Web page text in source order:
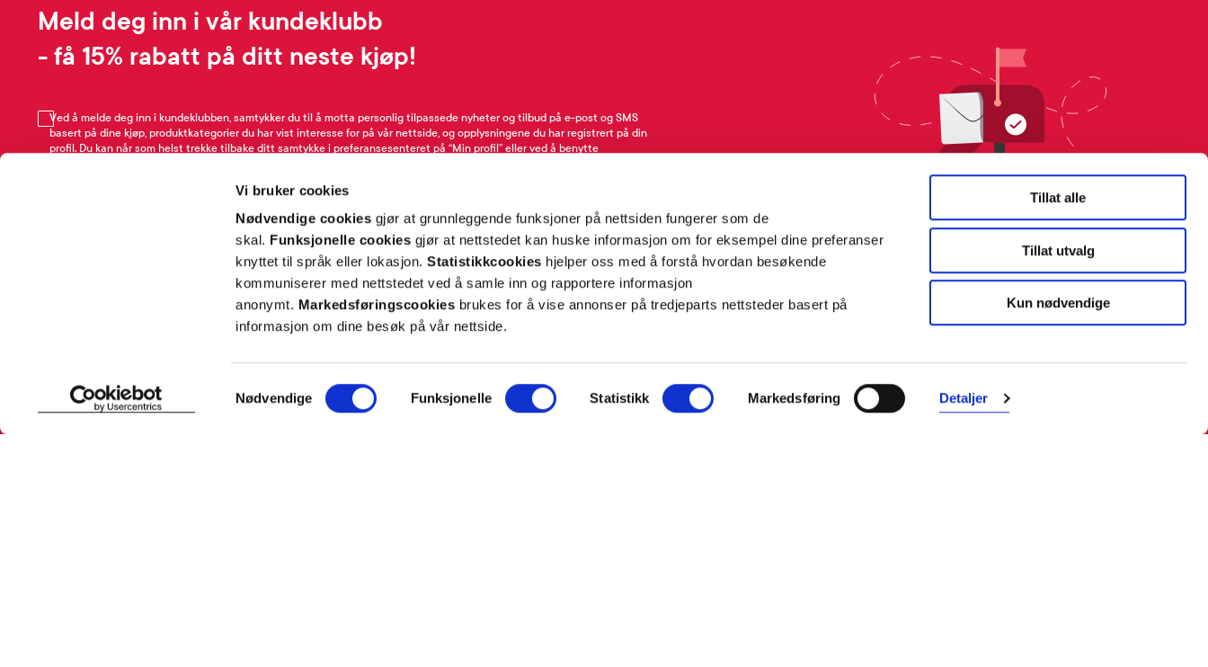
Vi bruker cookies
Nødvendige cookies gjør at grunnleggende funksjoner på nettsiden fungerer som de
skal. Funksjonelle cookies gjør at nettstedet kan huske informasjon om for eksempel dine preferanser
knyttet til språk eller lokasjon.Statistikkcookies hjelper oss med å forstå hvordan besøkende
kommuniserer med nettstedet ved å samle inn og rapportere informasjon
anonymt. Markedsføringscookies brukes for å vise annonser på tredjeparts nettsteder basert på
informasjon om dine besøk på vår nettside.
Nødvendige Funksjonelle Statistikk Markedsføring Detaljer
Tillat alle
Tillat utvalg
Kun nødvendige
Meld deg inn i vår kundeklubb
- få 15% rabatt på ditt neste kjøp!
Ved å melde deg inn i kundeklubben, samtykker du til å motta personlig tilpassede nyheter og tilbud på e-post og SMS
basert på dine kjøp, produktkategorier du har vist interesse for på vår nettside, og opplysningene du har registrert på din
profil. Du kan når som helst trekke tilbake ditt samtykke i preferansesenteret på “Min profil” eller ved å benytte
Meld meg på
Min profil
Om Farmasiet.no
Kontakt oss
nettapotek. Med tusenvis av